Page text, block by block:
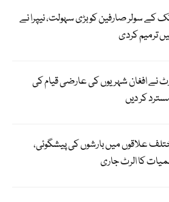
تک کے سولر صارفین کو بڑی سہولت، نیپرا نے
ترمیم کردی
نے افغان شہریوں کی عارضی قیام کی
کر دیں
علاقوں میں بارشوں کی پیشگوئی،
کا الرٹ جاری